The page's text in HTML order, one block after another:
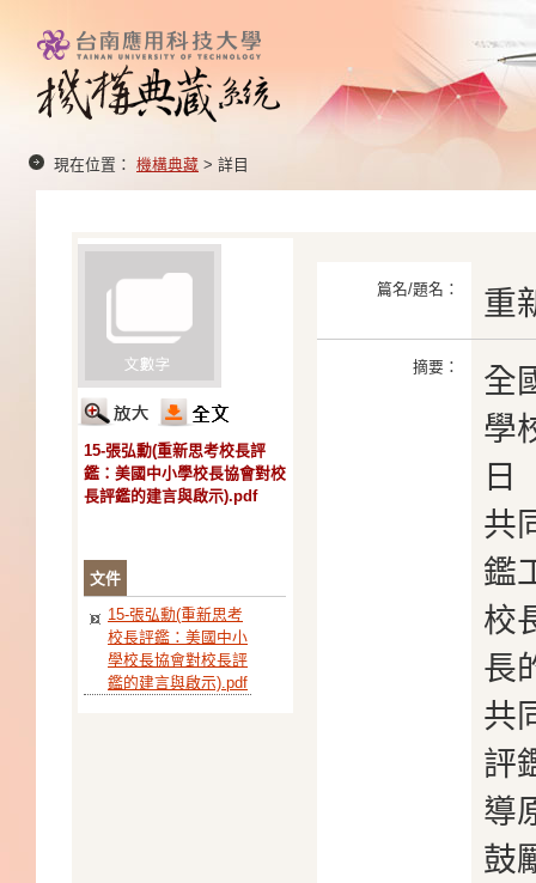
現在位置： 機構典藏 > 詳目
15-張弘勳(重新思考校長評
鑑：美國中小學校長協會對校
長評鑑的建言與啟示).pdf
文件
15-張弘勳(重新思考
校長評鑑：美國中小
學校長協會對校長評
鑑的建言與啟示).pdf
篇名/題名： 重
摘要：
全
學
日
共
鑑
校
長
共
評
導
鼓